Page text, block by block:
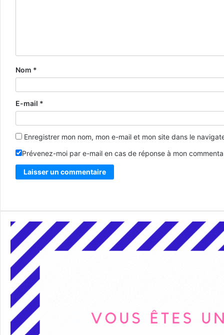
Nom *
E-mail *
Enregistrer mon nom, mon e-mail et mon site dans le
Prévenez-moi par e-mail en cas de réponse à mon